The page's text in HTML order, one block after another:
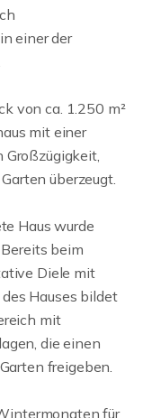
einer der
von ca. 1.250 m²
mit einer
Großzügigkeit,
überzeugt.
Haus wurde
beim
Diele mit
Hauses bildet
mit
die einen
freigeben.
für